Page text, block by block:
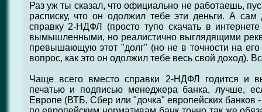
Раз уж ты сказал, что официально не работаешь,
расписку, что он одолжил тебе эти деньги. А сам
справку 2-НДФЛ (просто тупо скачать в
вымышленными, но реалистично выглядящими
превышающую этот "долг" (но не в точности на его
вопрос, как это он одолжил тебе весь свой доход).
Чаще всего вместо справки 2-НДФЛ годится и
печатью и подписью менеджера банка, лучше,
Европе (ВТБ, Сбер или "дочка" европейских банков